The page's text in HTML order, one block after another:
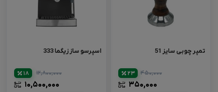
تمپر چوبی سایز 51
۴۵۰,۰۰۰
۳۵۰,۰۰۰
23
اسپرسو ساز زیگما 333
۱۲,۸۰۰,۰۰۰
۱۰,۵۰۰,۰۰۰
18